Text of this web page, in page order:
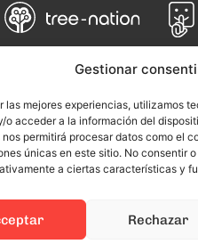
Gestionar
las mejores experiencias, utilizamos
o acceder a la información del
permitirá procesar datos como el
únicas en este sitio. No consentir
a ciertas características y
Rechazar